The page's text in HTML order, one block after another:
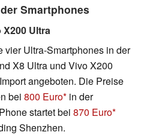
Smartphones
Ultra
Ultra-Smartphones in der
X8 Ultra und Vivo X200
angeboten. Die Preise
bei 800 Euro in der
startet bei 870 Euro
Shenzhen.